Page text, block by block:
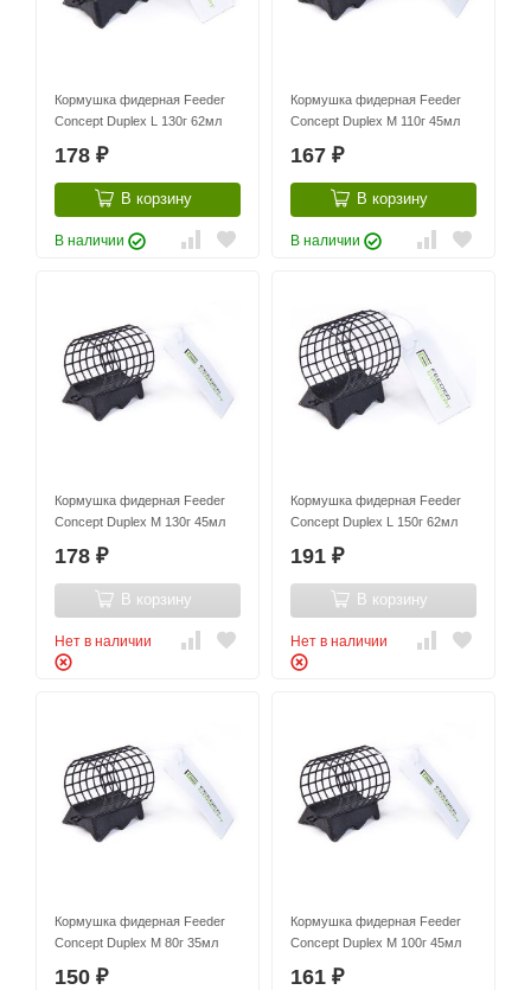
Кормушка фидерная Feeder
Concept Duplex L 130г 62мл
178 ₽
В корзину
В наличии
Кормушка фидерная Feeder
Concept Duplex M 110г 45мл
167 ₽
В корзину
В наличии
Кормушка фидерная Feeder
Concept Duplex M 130г 45мл
178 ₽
В корзину
Нет в наличии
Кормушка фидерная Feeder
Concept Duplex L 150г 62мл
191 ₽
В корзину
Нет в наличии
Кормушка фидерная Feeder
Concept Duplex M 80г 35мл
150 ₽
Кормушка фидерная Feeder
Concept Duplex M 100г 45мл
161 ₽